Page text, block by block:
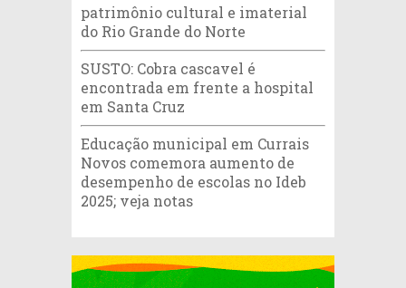
patrimônio cultural e imaterial
do Rio Grande do Norte
SUSTO: Cobra cascavel é
encontrada em frente a hospital
em Santa Cruz
Educação municipal em Currais
Novos comemora aumento de
desempenho de escolas no Ideb
2025; veja notas